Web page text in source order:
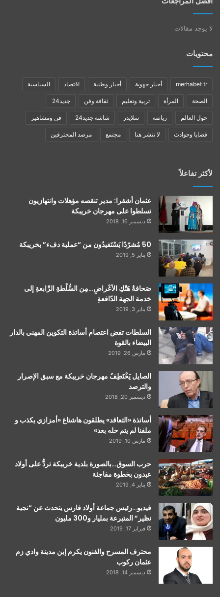
لا يوجد مقالات
محتويات
merhabet tr أخبار جهوية أخبار وطنية اقتصاد السياسية
الصحة المرأة تربية وتعليم ثقافة وفن جديد24
حول العالم رياضة سلايدر شاشة جديد24 فن ومشاهير
قضايا وحوادث لا تنشر هنا مجتمع مرصد المحترفين
لأكثر تفاعلاً
عثمان أشقرا: مدير تنقصه مؤهلات وانتهازيون
تسلطوا على مهرجان خريبكة
ديسمبر 16, 2018
50 مُشرّدًا يَسْتَفيدُون من “عملية دفء” بخريبكة
يناير 5, 2019
صَحافةُ هَتْكِ الأعْراضِ…مِن السُّلْطةِ الرِّابعةِ إلى
خدمة الجهة الدّافعةِ
يناير 3, 2019
السلطات تفض اعتصام أساتذة التكوين المهني بالدار
البيضاء بالقوة
مارس 26, 2019
الصايل يَخْتَطِفُ مهرجان خريبكة مع سبق الإصرار
والترصد
ديسمبر 20, 2018
أساتذة «التعاقد» يطلقون هاشتاغ «أمزازي يكذب و
ملفنا لم يتم حله بعد»
مارس 10, 2019
حرب السوق…بالصورة بلدية خريبكة تردُّ على أولاد
عبدون بخطوة مفاجئة
يناير 4, 2019
فيديو…رئيس جماعة أولاد فارس يتحدث عن “نجية
نظير” المتبرعة بمليار و300 مليون
فبراير 17, 2019
محترف المسرح والفنون يكرم إبن مدينة وادي زم
عثمان ركوب
ديسمبر 14, 2018